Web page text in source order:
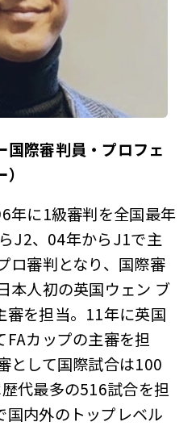
国際審判員・プロフェ
年に1級審判を全国最年
J2、04年からJ1で主
ロ審判となり、国際審
本人初の英国ウェン ブ
審を担当。11年に英国
カップの主審を担
として国際試合は100
代最多の516試合を担
国内外のトップレベル